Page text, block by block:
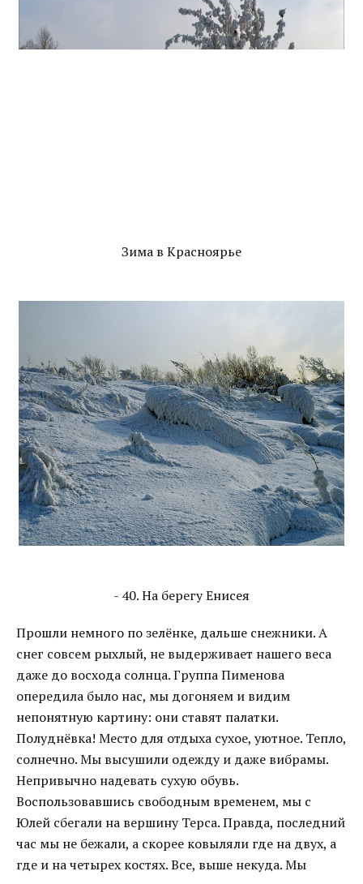
Зима в Красноярье
- 40. На берегу Енисея
Прошли немного по зелёнке, дальше снежники. А
снег совсем рыхлый, не выдерживает нашего веса
даже до восхода солнца. Группа Пименова
опередила было нас, мы догоняем и видим
непонятную картину: они ставят палатки.
Полуднёвка! Место для отдыха сухое, уютное. Тепло,
солнечно. Мы высушили одежду и даже вибрамы.
Непривычно надевать сухую обувь.
Воспользовавшись свободным временем, мы с
Юлей сбегали на вершину Терса. Правда, последний
час мы не бежали, а скорее ковыляли где на двух, а
где и на четырех костях. Все, выше некуда. Мы